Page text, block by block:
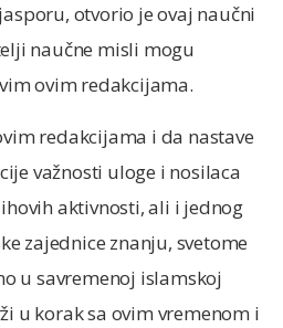
otvorio je ovaj naučni
naučne misli mogu
ovim redakcijama.
redakcijama i da nastave
važnosti uloge i nosilaca
aktivnosti, ali i jednog
zajednice znanju, svetome
u savremenoj islamskoj
u korak sa ovim vremenom i